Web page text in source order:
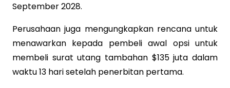
September 2028.
Perusahaan juga mengungkapkan rencana untuk
menawarkan kepada pembeli awal opsi untuk
membeli surat utang tambahan $135 juta dalam
waktu 13 hari setelah penerbitan pertama.